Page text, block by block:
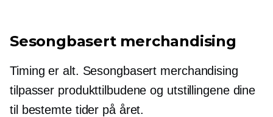
Sesongbasert merchandising
Timing er alt. Sesongbasert merchandising
tilpasser produkttilbudene og utstillingene dine
til bestemte tider på året.